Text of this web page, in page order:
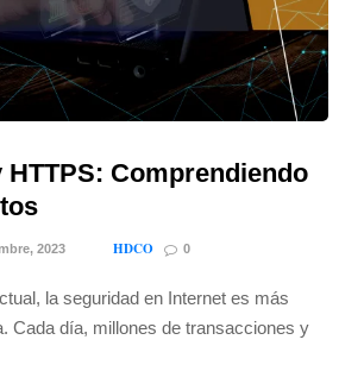
HTTPS: Comprendiendo
2023 HDCO 0
la seguridad en Internet es más
Cada día, millones de transacciones y